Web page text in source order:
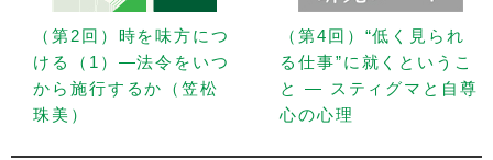
（第2回）時を味方につ
ける（1）—法令をいつ
から施行するか（笠松
珠美）
（第4回）“低く見られ
る仕事”に就くというこ
と — スティグマと自尊
心の心理